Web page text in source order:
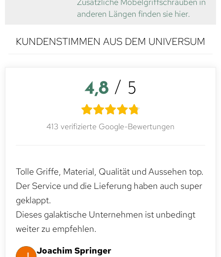
anderen Längen finden sie hier.
KUNDENSTIMMEN AUS DEM UNIVERSUM
4,8 / 5
413 verifizierte Google-Bewertungen
Tolle Griffe, Material, Qualität und Aussehen top.
Der Service und die Lieferung haben auch super
geklappt.
Dieses galaktische Unternehmen ist unbedingt
weiter zu empfehlen.
Joachim Springer